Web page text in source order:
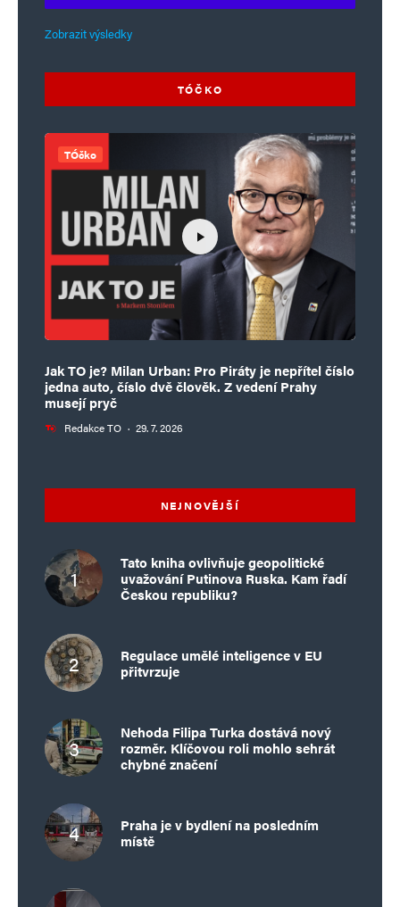
Zobrazit výsledky
TÓČKO
TÓčko
Jak TO je? Milan Urban: Pro Piráty je nepřítel číslo
jedna auto, číslo dvě člověk. Z vedení Prahy
musejí pryč
Redakce TO · 29. 7. 2026
NEJNOVĚJŠÍ
Tato kniha ovlivňuje geopolitické
uvažování Putinova Ruska. Kam řadí
Českou republiku?
Regulace umělé inteligence v EU
přitvrzuje
Nehoda Filipa Turka dostává nový
rozměr. Klíčovou roli mohlo sehrát
chybné značení
Praha je v bydlení na posledním
místě